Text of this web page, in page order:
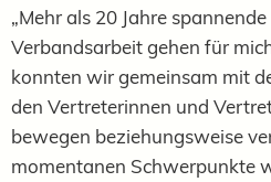
„Mehr als 20 Jahre
Verbandsarbeit gehen für
konnten wir gemeinsam mit
den Vertreterinnen und
bewegen beziehungsweise
momentanen Schwerpunkte